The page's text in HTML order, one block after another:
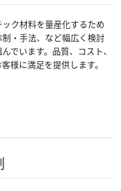
ク材料を量産化するため
・手法、など幅広く検討
でいます。品質、コスト、
様に満足を提供します。